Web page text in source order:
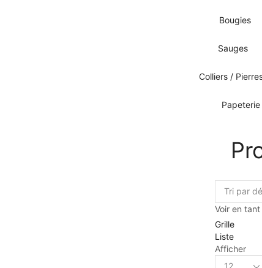
Bougies
Sauges
Colliers /
Papeterie
Voir en
Grille
Liste
Afficher